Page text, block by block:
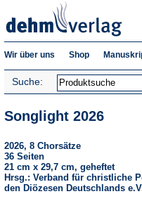
Wir über uns Shop
Suche:
Songlight 2026
2026, 8 Chorsätze
36 Seiten
21 cm x 29,7 cm, geheftet
Hrsg.: Verband für christliche
den Diözesen Deutschlands